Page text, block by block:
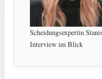
Scheidungsexpertin
Interview im Blick